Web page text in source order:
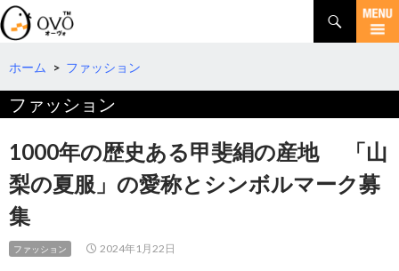
検
索
コ
テ
ツ
へ
ホーム > ファッション
ファッション
1000年の歴史ある甲斐絹の産地 「山
梨の夏服」の愛称とシンボルマーク募
集
ファッション 2024年1月22日